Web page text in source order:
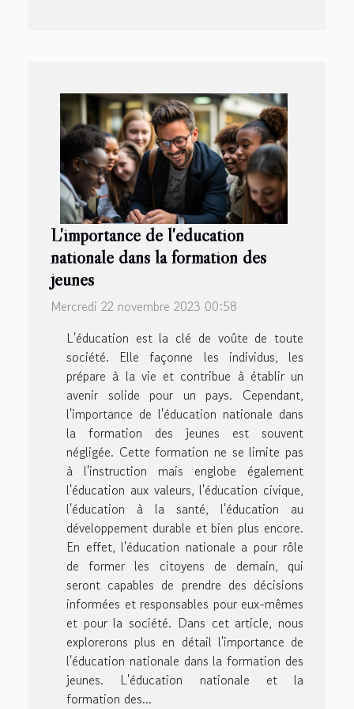
L'importance de l'éducation
nationale dans la formation des
jeunes
Mercredi 22 novembre 2023 00:58
L'éducation est la clé de voûte de toute
société. Elle façonne les individus, les
prépare à la vie et contribue à établir un
avenir solide pour un pays. Cependant,
l'importance de l'éducation nationale dans
la formation des jeunes est souvent
négligée. Cette formation ne se limite pas
à l'instruction mais englobe également
l'éducation aux valeurs, l'éducation civique,
l'éducation à la santé, l'éducation au
développement durable et bien plus encore.
En effet, l'éducation nationale a pour rôle
de former les citoyens de demain, qui
seront capables de prendre des décisions
informées et responsables pour eux-mêmes
et pour la société. Dans cet article, nous
explorerons plus en détail l'importance de
l'éducation nationale dans la formation des
jeunes. L'éducation nationale et la
formation des...